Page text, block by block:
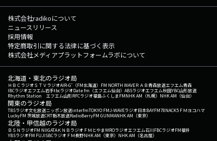
株式会社radikoについて
ニュースリリース
採用情報
特定商取引に関する法律に基づく表示
株式会社メディアプラットフォームラボについて
北海道・東北のラジオ局
ＨＢＣラジオＳＴＶラジオAIR-G'（FM北海道） FM NORTH WAVEＲＡＢ青森放送エフエム青森
IBCラジオエフエム岩手tbcラジオDate fm（エフエム仙台） ABSラジオエフエム秋田YBC山形放送
Rhythm Station エフエム山形RFCラジオ福島ふくしまFMNHK AM（札幌） NHK AM（仙台）
関東のラジオ局
TBSラジオ文化放送ニッポン放送interfmTOKYO FMJ-WAVEラジオ日本BAYFM78NACK5 ＦＭヨコハマ
LuckyFM 茨城放送CRT栃木放送RadioBerryFM GUNMANHK AM（東京）
北陸・甲信越のラジオ局
ＢＳＮラジオFM NIIGATAＫＮＢラジオ ＦＭとやまMROラジオエフエム石川FBCラジオFM福井
YBSラジオFM FUJISBCラジオ ＦＭ長野NHK AM（東京） NHK AM（名古屋）